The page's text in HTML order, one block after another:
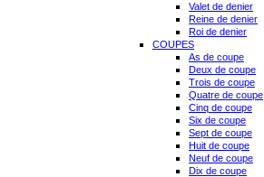
Valet de denier
Reine de denier
Roi de denier
COUPES
As de coupe
Deux de coupe
Trois de coupe
Quatre de coupe
Cinq de coupe
Six de coupe
Sept de coupe
Huit de coupe
Neuf de coupe
Dix de coupe